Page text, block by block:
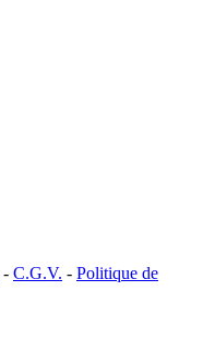
- C.G.V. - Politique de